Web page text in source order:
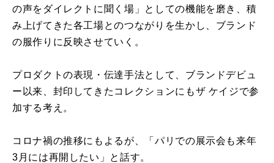
の声をダイレクトに聞く場」としての機能を磨き、積
み上げてきた各工場とのつながりを生かし、ブランド
の服作りに反映させていく。
プロダクトの表現・伝達手法として、ブランドデビュ
ー以来、封印してきたコレクションにもザ ケイジで参
加する考え。
コロナ禍の推移にもよるが、「パリでの展示会も来年
3月には再開したい」と話す。